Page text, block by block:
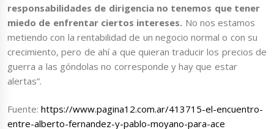
responsabilidades de dirigencia no tenemos que tener
miedo de enfrentar ciertos intereses. No nos estamos
metiendo con la rentabilidad de un negocio normal o con su
crecimiento, pero de ahí a que quieran traducir los precios de
guerra a las góndolas no corresponde y hay que estar
alertas”.
Fuente:https://www.pagina12.com.ar/413715-el-encuentro-
entre-alberto-fernandez-y-pablo-moyano-para-ace